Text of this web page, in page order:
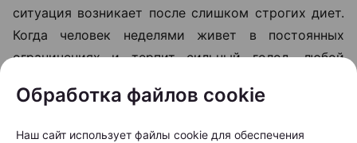
Обработка файлов cookie
Наш сайт использует файлы cookie для обеспечения